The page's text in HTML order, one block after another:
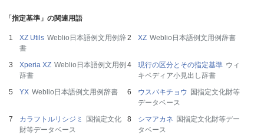
「指定基準」の関連用語
XZ Utils Weblio日本語例文用例辞
書
XZ Weblio日本語例文用例辞書
Xperia XZ Weblio日本語例文用例
辞書
現行の区分とその指定基準 ウィ
キペディア小見出し辞書
YX Weblio日本語例文用例辞書 ウスバキチョウ 国指定文化財等
データベース
カラフトルリシジミ
国指定文化
財等データベース
シマアカネ 国指定文化財等デー
タベース